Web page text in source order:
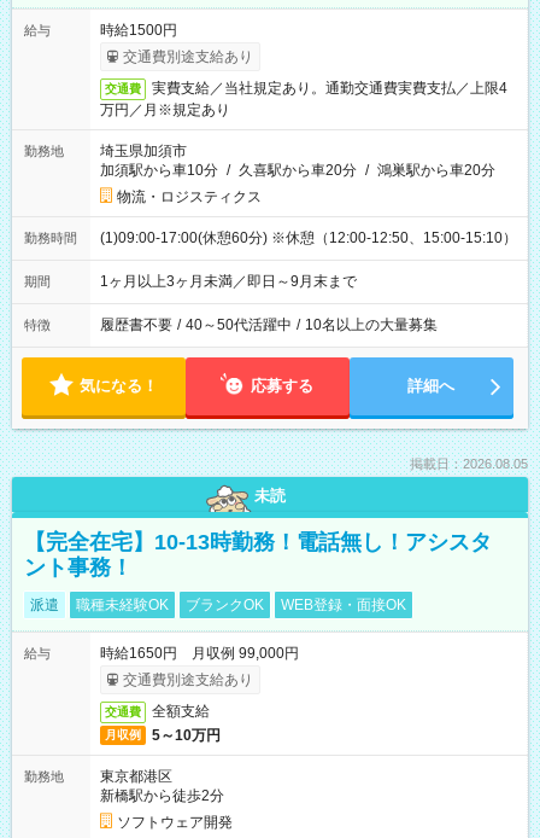
給与
時給1500円
交通費別途支給あり
交通費
実費支給／当社規定あり。通勤交通費実費支払／上限4
万円／月※規定あり
勤務地
埼玉県加須市
加須駅から車10分 / 久喜駅から車20分 / 鴻巣駅から車20分
物流・ロジスティクス
勤務時間 (1)09:00-17:00(休憩60分) ※休憩（12:00-12:50、15:00-15:10）
期間 1ヶ月以上3ヶ月未満／即日～9月末まで
特徴 履歴書不要 / 40～50代活躍中 / 10名以上の大量募集
気になる！ 応募する 詳細へ
掲載日：2026.08.05
未読
【完全在宅】10-13時勤務！電話無し！アシスタ
ント事務！
派遣 職種未経験OK ブランクOK WEB登録・面接OK
給与
時給1650円 月収例 99,000円
交通費別途支給あり
交通費 全額支給
月収例 5～10万円
勤務地
東京都港区
新橋駅から徒歩2分
ソフトウェア開発